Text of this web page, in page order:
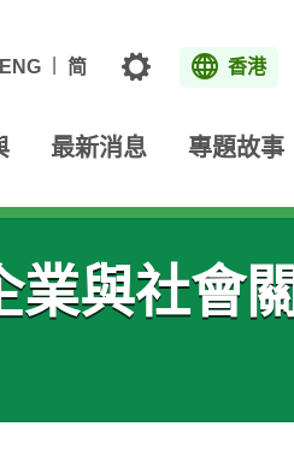
ENG 简 主題 香港
最新消息 專題故事
與社會關